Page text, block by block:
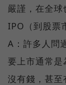
嚴謹，在全
IPO（到股票
A：許多人問
要上市通常
沒有錢，甚